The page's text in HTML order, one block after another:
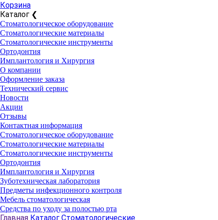
Корзина
Каталог ❮
Стоматологическое оборудование
Стоматологические материалы
Стоматологические инструменты
Ортодонтия
Имплантология и Хирургия
О компании
Оформление заказа
Технический сервис
Новости
Акции
Отзывы
Контактная информация
Стоматологическое оборудование
Стоматологические материалы
Стоматологические инструменты
Ортодонтия
Имплантология и Хирургия
Зуботехническая лаборатория
Предметы инфекционного контроля
Мебель стоматологическая
Средства по уходу за полостью рта
Главная Каталог Стоматологические